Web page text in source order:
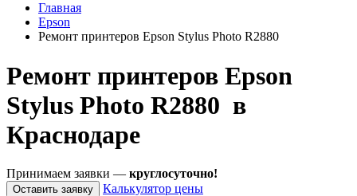
Главная
Epson
Ремонт принтеров Epson Stylus Photo R2880
Ремонт принтеров Epson
Stylus Photo R2880 в
Краснодаре
Принимаем заявки — круглосуточно!
Оставить заявку Калькулятор цены